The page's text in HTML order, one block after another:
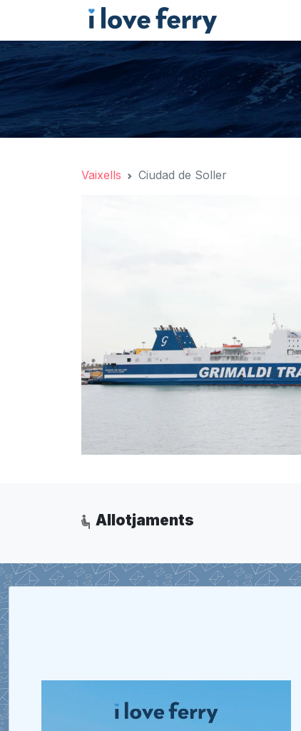
Vaixells Ciudad de Soller
Allotjaments